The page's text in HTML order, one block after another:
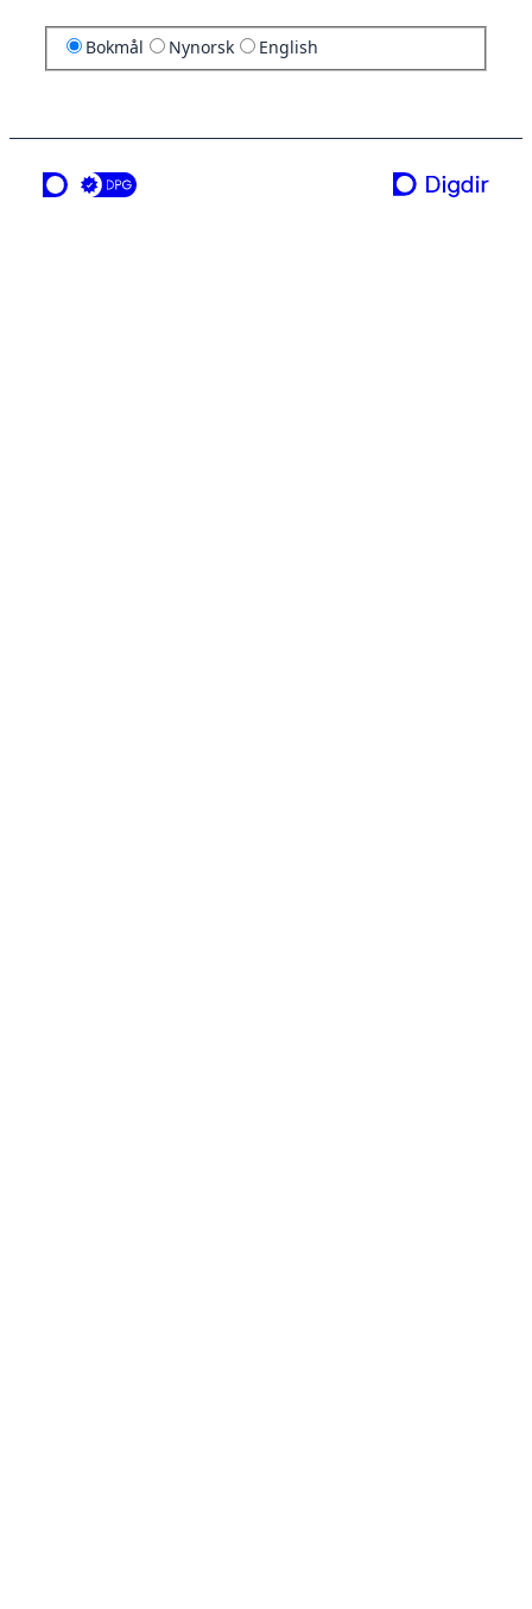
Bokmål Nynorsk English